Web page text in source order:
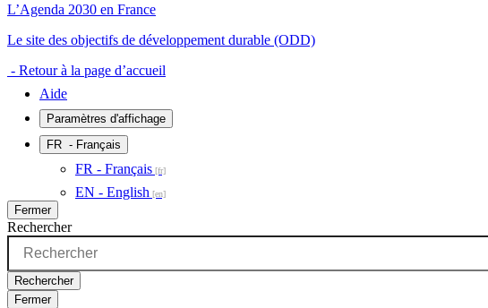
L’Agenda 2030 en France
Le site des objectifs de développement durable (ODD)
- Retour à la page d’accueil
Aide
Paramètres d'affichage
FR - Français
FR - Français
EN - English
Fermer
Rechercher
Rechercher
Fermer